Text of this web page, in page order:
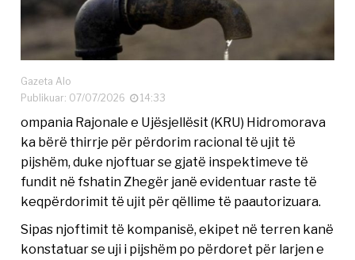
Gazeta Alo
Publikuar: 07/07/2026
14:33
ompania Rajonale e Ujësjellësit (KRU) Hidromorava
ka bërë thirrje për përdorim racional të ujit të
pijshëm, duke njoftuar se gjatë inspektimeve të
fundit në fshatin Zhegër janë evidentuar raste të
keqpërdorimit të ujit për qëllime të paautorizuara.
Sipas njoftimit të kompanisë, ekipet në terren kanë
konstatuar se uji i pijshëm po përdoret për larjen e